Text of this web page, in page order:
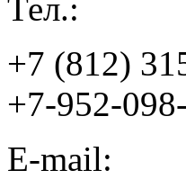
Тел.:
+7 (812)
+7-952-
E-mail: